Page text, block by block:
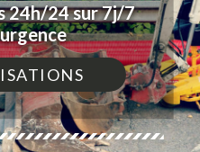
24h/24 sur 7j/7